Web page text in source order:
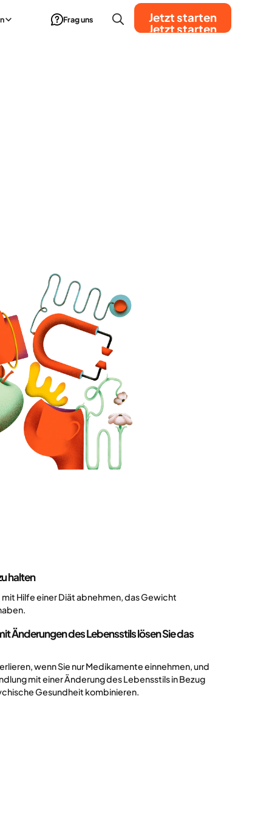
Frag uns
Jetzt starten
Jetzt starten
halten
mit Hilfe einer Diät abnehmen, das Gewicht
Änderungen des Lebensstils lösen Sie das
wenn Sie nur Medikamente einnehmen, und
mit einer Änderung des Lebensstils in Bezug
Gesundheit kombinieren.